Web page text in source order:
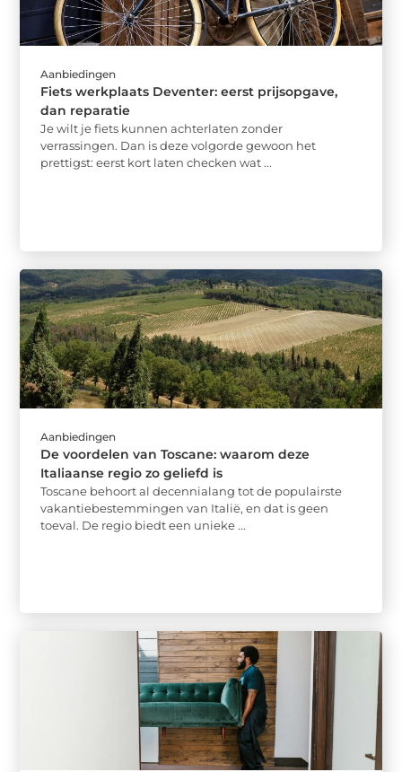
Aanbiedingen
Fiets werkplaats Deventer: eerst prijsopgave,
dan reparatie
Je wilt je fiets kunnen achterlaten zonder
verrassingen. Dan is deze volgorde gewoon het
prettigst: eerst kort laten checken wat ...
Aanbiedingen
De voordelen van Toscane: waarom deze
Italiaanse regio zo geliefd is
Toscane behoort al decennialang tot de populairste
vakantiebestemmingen van Italië, en dat is geen
toeval. De regio biedt een unieke ...